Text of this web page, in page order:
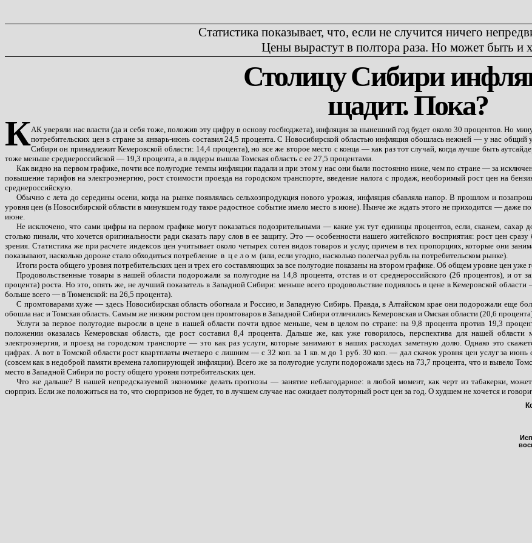
Статистика показывает, что, если не случится ничего
Цены вырастут в полтора раза. Но может быть и
Столицу Сибири
щадит. Пока?
КАК уверяли нас власти (да и себя тоже, положив эту цифру в основу госбюджета), инфляция за нынешний год будет около 30 процентов. Но
потребительских цен в стране за январь-июнь составил 24,5 процента. С Новосибирской областью инфляция обошлась нежней — у нас
Сибири он принадлежит Кемеровской области: 14,4 процента), но все же второе место с конца — как раз тот случай, когда лучше быть
тоже меньше среднероссийской — 19,3 процента, а в лидеры вышла Томская область с ее 27,5 процентами.
Как видно на первом графике, почти все полугодие темпы инфляции падали и при этом у нас они были постоянно ниже, чем по стране — за
повышение тарифов на электроэнергию, рост стоимости проезда на городском транспорте, введение налога с продаж, необоримый рост цен на
среднероссийскую.
Обычно с лета до середины осени, когда на рынке появлялась сельхозпродукция нового урожая, инфляция сбавляла напор. В прошлом и
уровня цен (в Новосибирской области в минувшем году такое радостное событие имело место в июне). Нынче же ждать этого не приходится —
июне.
Не исключено, что сами цифры на первом графике могут показаться подозрительными — какие уж тут единицы процентов, если, скажем, сахар
столько пинали, что хочется оригинальности ради сказать пару слов в ее защиту. Это — особенности нашего житейского восприятия: рост цен
зрения. Статистика же при расчете индексов цен учитывает около четырех сотен видов товаров и услуг, причем в тех пропорциях, которые они
показывают, насколько дороже стало обходиться потребление в ц е л о м (или, если угодно, насколько полегчал рубль на потребительском рынке).
Итоги роста общего уровня потребительских цен и трех его составляющих за все полугодие показаны на втором графике. Об общем уровне цен уже
Продовольственные товары в нашей области подорожали за полугодие на 14,8 процента, отстав и от среднероссийского (26 процентов), и от
процента) роста. Но это, опять же, не лучший показатель в Западной Сибири: меньше всего продовольствие поднялось в цене в Кемеровской
больше всего — в Тюменской: на 26,5 процента).
С промтоварами хуже — здесь Новосибирская область обогнала и Россию, и Западную Сибирь. Правда, в Алтайском крае они подорожали еще
обошла нас и Томская область. Самым же низким ростом цен промтоваров в Западной Сибири отличились Кемеровская и Омская области (20,6
Услуги за первое полугодие выросли в цене в нашей области почти вдвое меньше, чем в целом по стране: на 9,8 процента против 19,3
положении оказалась Кемеровская область, где рост составил 8,4 процента. Дальше же, как уже говорилось, перспектива для нашей области
электроэнергия, и проезд на городском транспорте — это как раз услуги, которые занимают в наших расходах заметную долю. Однако это
цифрах. А вот в Томской области рост квартплаты вчетверо с лишним — с 32 коп. за 1 кв. м до 1 руб. 30 коп. — дал скачок уровня цен услуг за июнь
(совсем как в недоброй памяти времена галопирующей инфляции). Всего же за полугодие услуги подорожали здесь на 73,7 процента, что и вывело
место в Западной Сибири по росту общего уровня потребительских цен.
Что же дальше? В нашей непредсказуемой экономике делать прогнозы — занятие неблагодарное: в любой момент, как черт из табакерки,
сюрприз. Если же положиться на то, что сюрпризов не будет, то в лучшем случае нас ожидает полуторный рост цен за год. О худшем не хочется и